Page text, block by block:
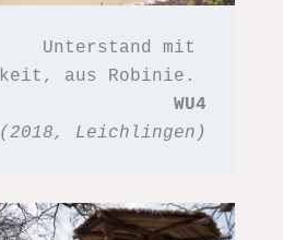
Unterstand mit
WU4
(2018, Leichlingen)